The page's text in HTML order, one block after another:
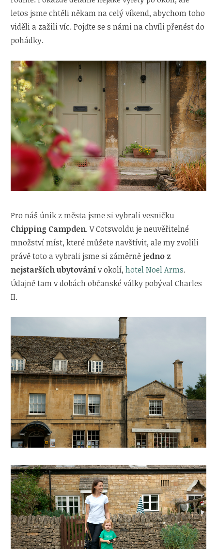
letos jsme chtěli někam na celý víkend, abychom toho
viděli a zažili víc. Pojďte se s námi na chvíli přenést do
pohádky.
Pro náš únik z města jsme si vybrali vesničku
Chipping Campden. V Cotswoldu je neuvěřitelné
množství míst, které můžete navštívit, ale my zvolili
právě toto a vybrali jsme si záměrnějedno z
nejstarších ubytovánív okolí,hotel Noel Arms.
Údajně tam v dobách občanské války pobýval Charles
II.